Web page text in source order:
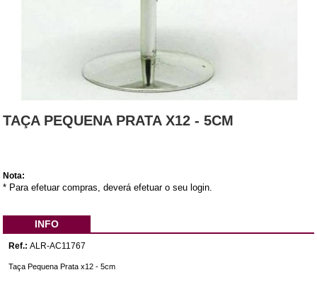
TAÇA PEQUENA PRATA X12 - 5CM
Nota:
* Para efetuar compras, deverá efetuar o seu login.
INFO
Ref.: ALR-AC11767
Taça Pequena Prata x12 - 5cm